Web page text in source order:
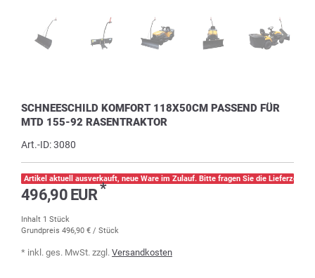
SCHNEESCHILD KOMFORT 118X50CM PASSEND FÜR
MTD 155-92 RASENTRAKTOR
Art.-ID:3080
Artikel aktuell ausverkauft, neue Ware im Zulauf. Bitte fragen Sie die Lieferzeit
496,90 EUR*
Inhalt 1 Stück
Grundpreis 496,90 € / Stück
* inkl. ges. MwSt. zzgl. Versandkosten